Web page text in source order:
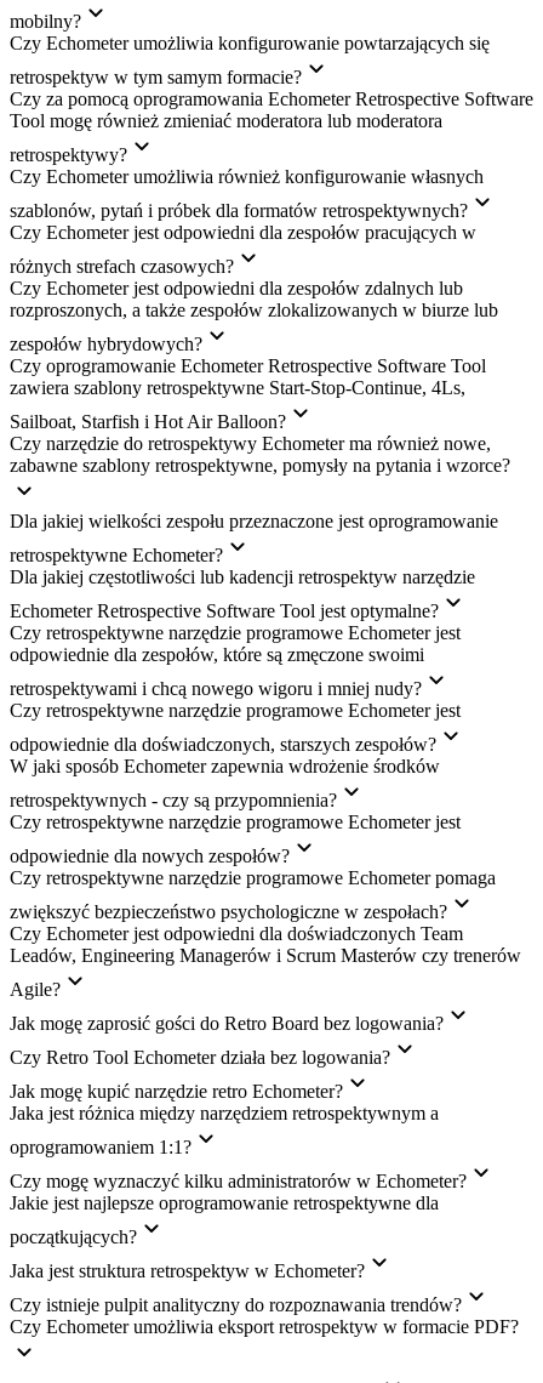
mobilny?
Czy Echometer umożliwia konfigurowanie powtarzających się
retrospektyw w tym samym formacie?
Czy za pomocą oprogramowania Echometer Retrospective Software
Tool mogę również zmieniać moderatora lub moderatora
retrospektywy?
Czy Echometer umożliwia również konfigurowanie własnych
szablonów, pytań i próbek dla formatów retrospektywnych?
Czy Echometer jest odpowiedni dla zespołów pracujących w
różnych strefach czasowych?
Czy Echometer jest odpowiedni dla zespołów zdalnych lub
rozproszonych, a także zespołów zlokalizowanych w biurze lub
zespołów hybrydowych?
Czy oprogramowanie Echometer Retrospective Software Tool
zawiera szablony retrospektywne Start-Stop-Continue, 4Ls,
Sailboat, Starfish i Hot Air Balloon?
Czy narzędzie do retrospektywy Echometer ma również nowe,
zabawne szablony retrospektywne, pomysły na pytania i wzorce?
Dla jakiej wielkości zespołu przeznaczone jest oprogramowanie
retrospektywne Echometer?
Dla jakiej częstotliwości lub kadencji retrospektyw narzędzie
Echometer Retrospective Software Tool jest optymalne?
Czy retrospektywne narzędzie programowe Echometer jest
odpowiednie dla zespołów, które są zmęczone swoimi
retrospektywami i chcą nowego wigoru i mniej nudy?
Czy retrospektywne narzędzie programowe Echometer jest
odpowiednie dla doświadczonych, starszych zespołów?
W jaki sposób Echometer zapewnia wdrożenie środków
retrospektywnych - czy są przypomnienia?
Czy retrospektywne narzędzie programowe Echometer jest
odpowiednie dla nowych zespołów?
Czy retrospektywne narzędzie programowe Echometer pomaga
zwiększyć bezpieczeństwo psychologiczne w zespołach?
Czy Echometer jest odpowiedni dla doświadczonych Team
Leadów, Engineering Managerów i Scrum Masterów czy trenerów
Agile?
Jak mogę zaprosić gości do Retro Board bez logowania?
Czy Retro Tool Echometer działa bez logowania?
Jak mogę kupić narzędzie retro Echometer?
Jaka jest różnica między narzędziem retrospektywnym a
oprogramowaniem 1:1?
Czy mogę wyznaczyć kilku administratorów w Echometer?
Jakie jest najlepsze oprogramowanie retrospektywne dla
początkujących?
Jaka jest struktura retrospektyw w Echometer?
Czy istnieje pulpit analityczny do rozpoznawania trendów?
Czy Echometer umożliwia eksport retrospektyw w formacie PDF?